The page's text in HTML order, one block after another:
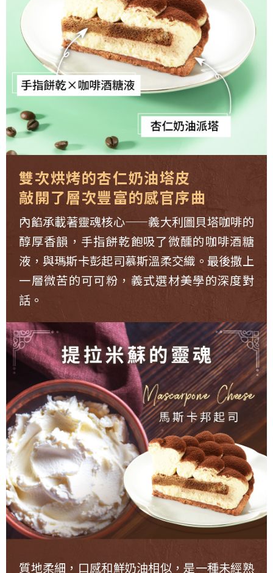
雙次烘烤的杏仁奶油塔皮
敲開了層次豐富的感官序曲
內餡承載著靈魂核心——義大利圖貝塔咖啡的
醇厚香韻，手指餅乾飽吸了微醺的咖啡酒糖
液，與瑪斯卡彭起司慕斯溫柔交織。最後撒上
一層微苦的可可粉，義式選材美學的深度對
話。
質地柔細，口感和鮮奶油相似，是一種未經熟